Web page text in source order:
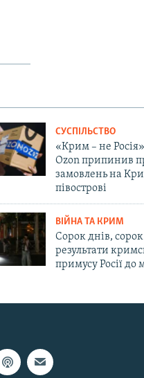
СУСПІЛЬСТВО
«Крим – не
Ozon припинив
замовлень на
півострові
ВІЙНА ТА КРИМ
Сорок днів,
результати
примусу Росії до